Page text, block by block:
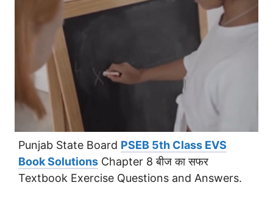
Punjab State Board PSEB 5th Class EVS
Book Solutions Chapter 8 बीज का सफर
Textbook Exercise Questions and Answers.